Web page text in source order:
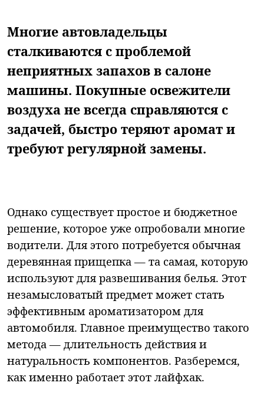
Многие автовладельцы
сталкиваются с проблемой
неприятных запахов в салоне
машины. Покупные освежители
воздуха не всегда справляются с
задачей, быстро теряют аромат и
требуют регулярной замены.
Однако существует простое и бюджетное
решение, которое уже опробовали многие
водители. Для этого потребуется обычная
деревянная прищепка — та самая, которую
используют для развешивания белья. Этот
незамысловатый предмет может стать
эффективным ароматизатором для
автомобиля. Главное преимущество такого
метода — длительность действия и
натуральность компонентов. Разберемся,
как именно работает этот лайфхак.